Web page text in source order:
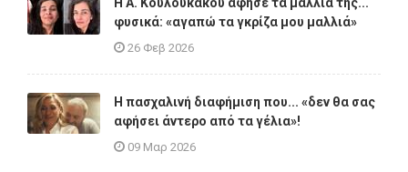
φυσικά: «αγαπώ τα γκρίζα μου μαλλιά»
26 Φεβ 2026
Η πασχαλινή διαφήμιση που... «δεν θα σας
αφήσει άντερο από τα γέλια»!
09 Μαρ 2026